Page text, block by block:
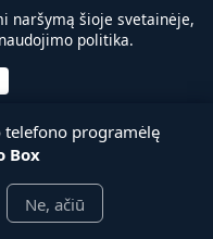
naršymą šioje svetainėje,
politika.
programėlę
Box
Ne, ačiū